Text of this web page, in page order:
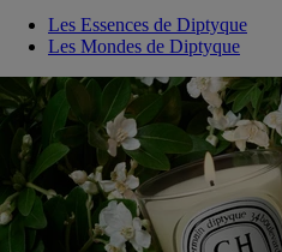
Les Essences de Diptyque
Les Mondes de Diptyque